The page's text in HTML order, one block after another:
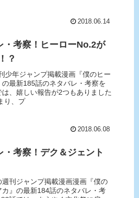
2018.06.14
・考察！ヒーローNo.2が
？
少年ジャンプ掲載漫画『僕のヒー
最新185話のネタバレ・考察を
、嬉しい報告が2つもありました
り、プ
2018.06.08
考察！デク＆ジェント
刊ジャンプ掲載漫画漫画『僕の
』の最新184話のネタバレ・考